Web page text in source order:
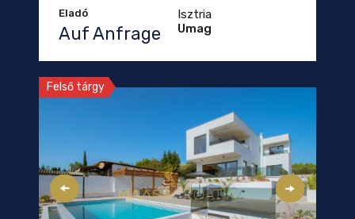
Eladó
Auf Anfrage
Isztria
Umag
Felső tárgy